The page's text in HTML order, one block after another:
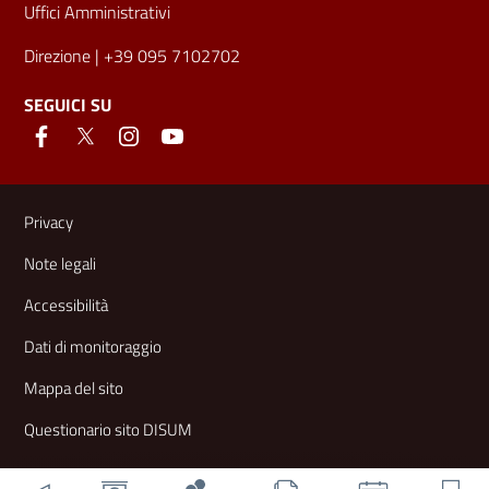
Uffici Amministrativi
Direzione | +39 095 7102702
SEGUICI SU
Link e informazioni utili
Privacy
Note legali
Accessibilità
Dati di monitoraggio
Mappa del sito
Questionario sito DISUM